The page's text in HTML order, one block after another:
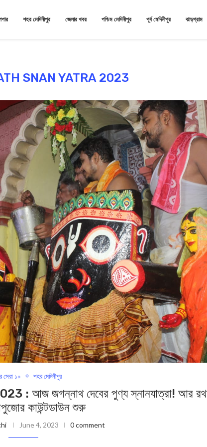
শহর মেদিনীপুর জেলার খবর পশ্চিম মেদিনীপুর পূর্ব মেদিনীপুর ঝাড়গ্রাম
SNAN YATRA 2023
১০ শহর মেদিনীপুর
: আজ জগন্নাথ দেবের পুণ্য স্নানযাত্রা! আর রথ
কাউন্টডাউন শুরু
June 4, 2023 0 comment